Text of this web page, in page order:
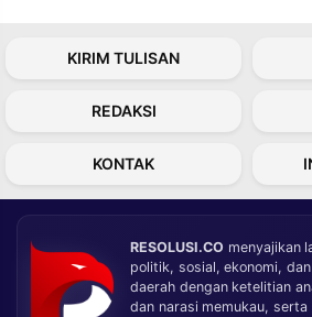
KIRIM TULISAN
REDAKSI
KONTAK
RESOLUSI.CO menyajikan
politik, sosial, ekonomi,
daerah dengan ketelitian
dan narasi memukau, serta